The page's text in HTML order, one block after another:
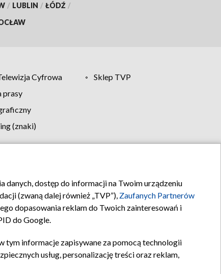
/ LUBLIN / ŁÓDŹ /
Cyfrowa
Sklep TVP
prasy
(znaki)
Kontakt
danych, dostęp do informacji na Twoim urządzeniu
(zwaną dalej również „TVP”), Zaufanych Partnerów
dopasowania reklam do Twoich zainteresowań i
do Google.
tym informacje zapisywane za pomocą technologii
usług, personalizację treści oraz reklam,